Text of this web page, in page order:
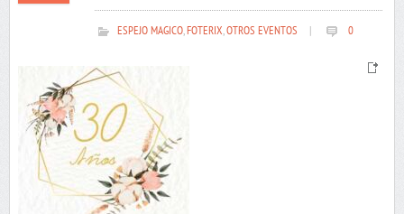
ESPEJO MAGICO,FOTERIX,OTROS EVENTOS 0